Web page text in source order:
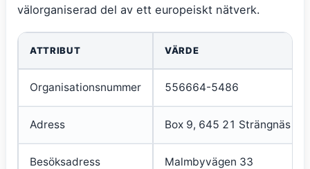
välorganiserad del av ett europeiskt nätverk.
ATTRIBUT VÄRDE
Organisationsnummer 556664-5486
Adress Box 9, 645 21 Strängnäs
Besöksadress Malmbyvägen 33